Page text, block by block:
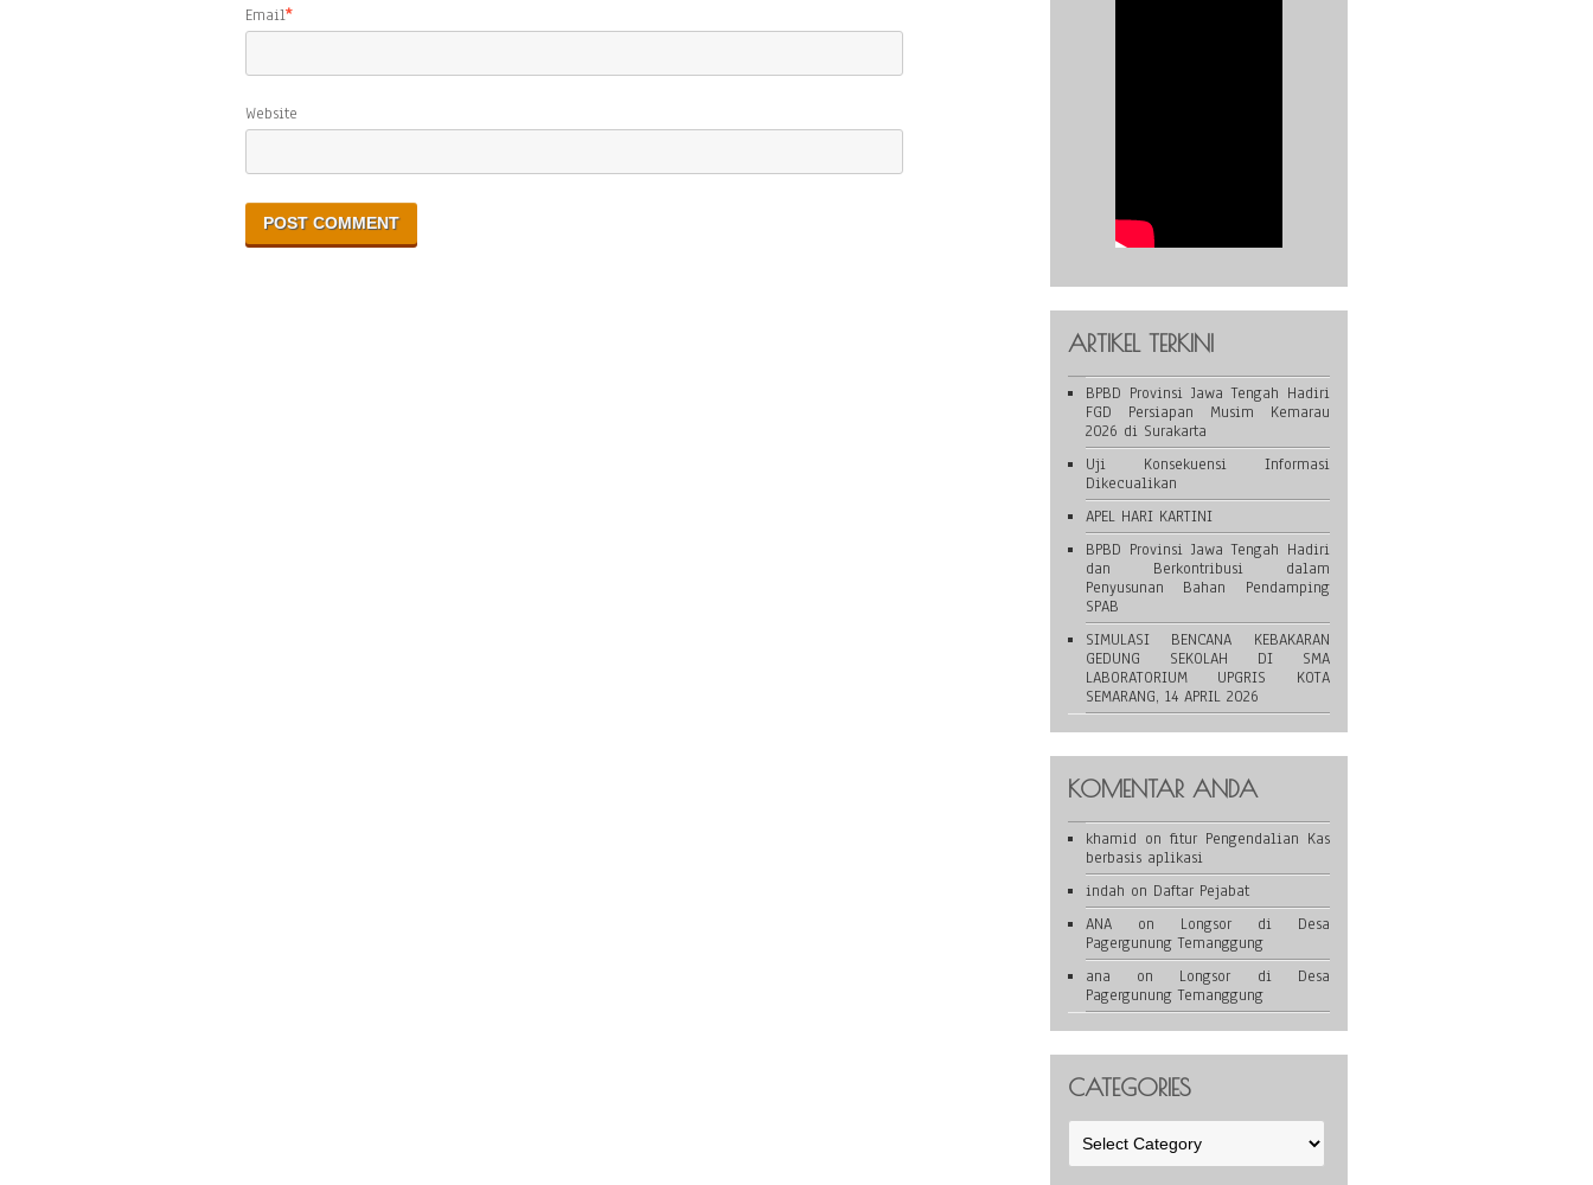
Email*
Website
ARTIKEL TERKINI
BPBD Provinsi Jawa Tengah Hadiri
FGD Persiapan Musim Kemarau
2026 di Surakarta
Uji Konsekuensi Informasi
Dikecualikan
APEL HARI KARTINI
BPBD Provinsi Jawa Tengah Hadiri
dan Berkontribusi dalam
Penyusunan Bahan Pendamping
SPAB
SIMULASI BENCANA KEBAKARAN
GEDUNG SEKOLAH DI SMA
LABORATORIUM UPGRIS KOTA
SEMARANG, 14 APRIL 2026
KOMENTAR ANDA
khamid on fitur Pengendalian Kas
berbasis aplikasi
indah on Daftar Pejabat
ANAon Longsor di Desa
Pagergunung Temanggung
ana on Longsor di Desa
Pagergunung Temanggung
CATEGORIES
Categories